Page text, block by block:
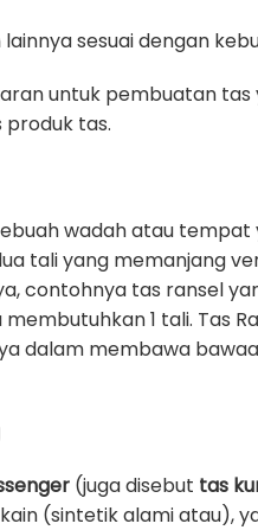
sesuai dengan
untuk pembuatan
produk tas.
wadah atau
tali yang memanjang
contohnya tas ransel
1 tali. Tas
dalam membawa
(juga disebut tas
(sintetik alami atau),